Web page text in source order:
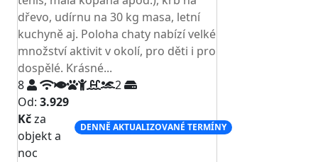
dřevo, udírnu na 30 kg masa, letní
kuchyně aj. Poloha chaty nabízí velké
množství aktivit v okolí, pro děti i pro
dospělé. Krásné...
8
2
Od: 3.929
Kčza
objekt a
noc
DENNĚ AKTUALIZOVANÉ TERMÍNY